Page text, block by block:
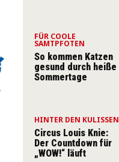
FÜR COOLE
SAMTPFOTEN
So kommen Katzen
gesund durch heiße
Sommertage
HINTER DEN KULISSEN
Circus Louis Knie:
Der Countdown für
„WOW!“ läuft